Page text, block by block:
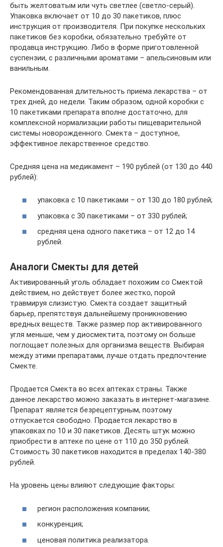
быть желтоватым или чуть светлее (светло-серый).
Упаковка включает от 10 до 30 пакетиков, плюс
инструкция от производителя. При покупке нескольких
пакетиков без коробки, обязательно требуйте от
продавца инструкцию. Либо в форме приготовленной
суспензии, с различными ароматами – апельсиновым или
ванильным.
Рекомендованная длительность приема лекарства – от
трех дней, до недели. Таким образом, одной коробки с
10 пакетиками препарата вполне достаточно, для
комплексной нормализации работы пищеварительной
системы новорожденного. Смекта – доступное,
эффективное лекарственное средство.
Средняя цена на медикамент – 190 рублей (от 130 до 440
рублей):
упаковка с 10 пакетиками – от 130 до 180 рублей;
упаковка с 30 пакетиками – от 330 рублей;
средняя цена одного пакетика – от 12 до 14
рублей.
Аналоги Смекты для детей
Активированный уголь обладает похожим со Смектой
действием, но действует более жестко, порой
травмируя слизистую. Смекта создает защитный
барьер, препятствуя дальнейшему проникновению
вредных веществ. Также размер пор активированного
угля меньше, чем у диосмектита, поэтому он больше
поглощает полезных для организма веществ. Выбирая
между этими препаратами, лучше отдать предпочтение
Смекте.
Продается Смекта во всех аптеках страны. Также
данное лекарство можно заказать в интернет-магазине.
Препарат является безрецептурным, поэтому
отпускается свободно. Продается лекарство в
упаковках по 10 и 30 пакетиков. Десять штук можно
приобрести в аптеке по цене от 110 до 350 рублей.
Стоимость 30 пакетиков находится в пределах 140-380
рублей.
На уровень цены влияют следующие факторы:
регион расположения компании;
конкуренция;
ценовая политика реализатора.